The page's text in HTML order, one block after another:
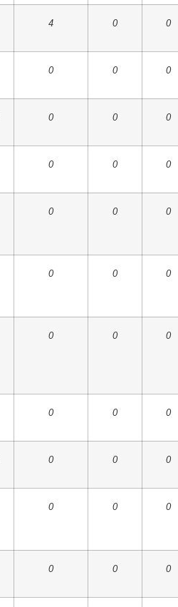
4 0 0
0 0 0
0 0 0
0 0 0
0 0 0
0 0 0
0 0 0
0 0 0
0 0 0
0 0 0
0 0 0